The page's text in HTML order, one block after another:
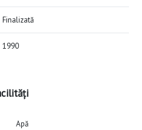
Finalizată
1990
Apă